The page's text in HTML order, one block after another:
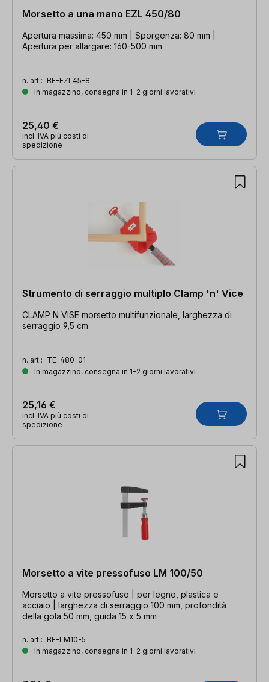
Morsetto a una mano EZL 450/80
Apertura massima: 450 mm | Sporgenza: 80 mm |
Apertura per allargare: 160-500 mm
n. art.: BE-EZL45-8
In magazzino, consegna in 1-2 giorni lavorativi
25,40 €
incl. IVA più costi di
spedizione
Strumento di serraggio multiplo Clamp 'n' Vice
CLAMP N VISE morsetto multifunzionale, larghezza di
serraggio 9,5 cm
n. art.: TE-480-01
In magazzino, consegna in 1-2 giorni lavorativi
25,16 €
incl. IVA più costi di
spedizione
Morsetto a vite pressofuso LM 100/50
Morsetto a vite pressofuso | per legno, plastica e
acciaio | larghezza di serraggio 100 mm, profondità
della gola 50 mm, guida 15 x 5 mm
n. art.: BE-LM10-5
In magazzino, consegna in 1-2 giorni lavorativi